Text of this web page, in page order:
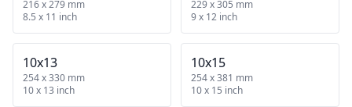
216 x 279 mm
8.5 x 11 inch
229 x 305 mm
9 x 12 inch
10x13
254 x 330 mm
10 x 13 inch
10x15
254 x 381 mm
10 x 15 inch